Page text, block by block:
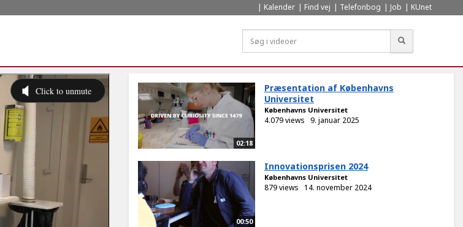
Kalender Find vej Telefonbog Job KUnet
02:18
Præsentation af Københavns
Universitet
Københavns Universitet
4.079 views 9. januar 2025
00:50
Innovationsprisen 2024
Københavns Universitet
879 views 14. november 2024